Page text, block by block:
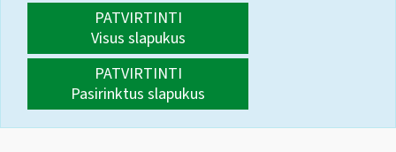
PATVIRTINTI
Visus slapukus
PATVIRTINTI
Pasirinktus slapukus